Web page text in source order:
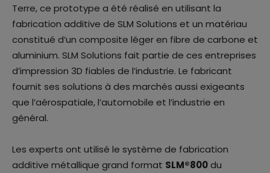
Terre, ce prototype a été réalisé en utilisant la
fabrication additive de SLM Solutions et un matériau
constitué d’un composite léger en fibre de carbone et
aluminium. SLM Solutions fait partie de ces entreprises
d’impression 3D fiables de l’industrie. Le fabricant
fournit ses solutions à des marchés aussi exigeants
que l’aérospatiale, l’automobile et l’industrie en
général.
Les experts ont utilisé le système de fabrication
additive métallique grand format SLM®800du